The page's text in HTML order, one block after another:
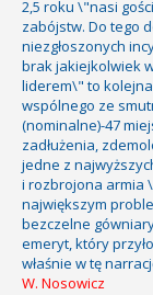
2,5 roku \"nasi
zabójstw. Do tego
niezgłoszonych
brak jakiejkolwiek
liderem\" to
wspólnego ze
(nominalne)-47
zadłużenia,
jedne z
i rozbrojona armia
największym
bezczelne
emeryt, który
właśnie w tę
W. Nosowicz